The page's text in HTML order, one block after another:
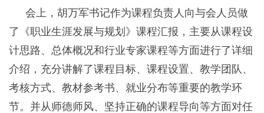
会上，胡万军书记作为课程负责人向与会人员做
了《职业生涯发展与规划》课程汇报，主要从课程设
计思路、总体概况和行业专家课程等方面进行了详细
介绍，充分讲解了课程目标、课程设置、教学团队、
考核方式、教材参考书、就业分布等重要的教学环
节。并从师德师风、坚持正确的课程导向等方面对任